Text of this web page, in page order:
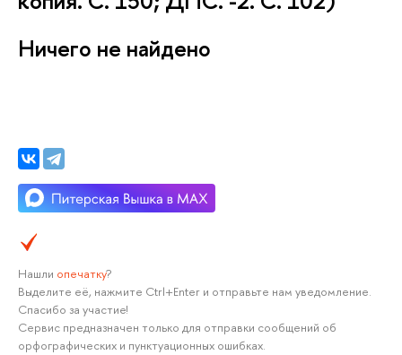
Ничего не найдено
Нашли опечатку?
Выделите её, нажмите Ctrl+Enter и отправьте нам уведомление.
Спасибо за участие!
Сервис предназначен только для отправки сообщений об
орфографических и пунктуационных ошибках.